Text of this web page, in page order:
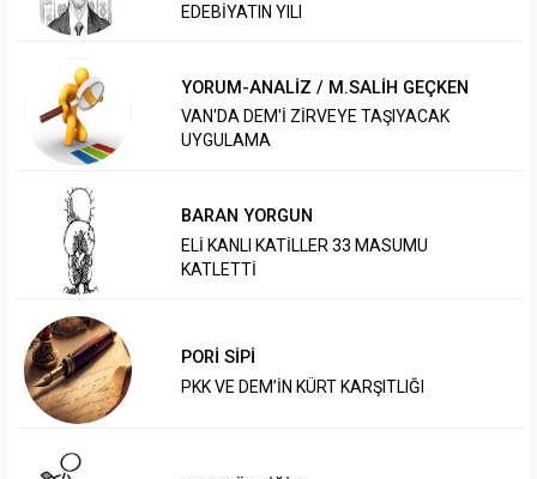
EDEBİYATIN YILI
YORUM-ANALİZ / M.SALİH GEÇKEN
VAN'DA DEM'İ ZİRVEYE TAŞIYACAK
UYGULAMA
BARAN YORGUN
ELİ KANLI KATİLLER 33 MASUMU
KATLETTİ
PORİ SİPİ
PKK VE DEM’İN KÜRT KARŞITLIĞI